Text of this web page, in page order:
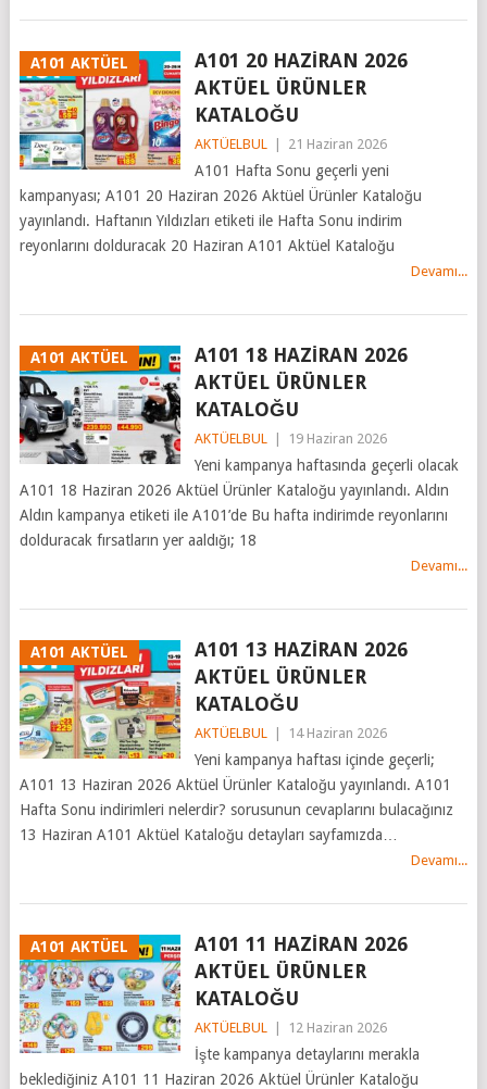
A101 AKTÜEL
A101 20 HAZİRAN 2026
AKTÜEL ÜRÜNLER
KATALOĞU
AKTÜELBUL 21 Haziran 2026
A101 Hafta Sonu geçerli yeni
kampanyası; A101 20 Haziran 2026 Aktüel Ürünler Kataloğu
yayınlandı. Haftanın Yıldızları etiketi ile Hafta Sonu indirim
reyonlarını dolduracak 20 Haziran A101 Aktüel Kataloğu
Devamı...
A101 AKTÜEL
A101 18 HAZİRAN 2026
AKTÜEL ÜRÜNLER
KATALOĞU
AKTÜELBUL 19 Haziran 2026
Yeni kampanya haftasında geçerli olacak
A101 18 Haziran 2026 Aktüel Ürünler Kataloğu yayınlandı. Aldın
Aldın kampanya etiketi ile A101’de Bu hafta indirimde reyonlarını
dolduracak fırsatların yer aaldığı; 18
Devamı...
A101 AKTÜEL
A101 13 HAZİRAN 2026
AKTÜEL ÜRÜNLER
KATALOĞU
AKTÜELBUL 14 Haziran 2026
Yeni kampanya haftası içinde geçerli;
A101 13 Haziran 2026 Aktüel Ürünler Kataloğu yayınlandı. A101
Hafta Sonu indirimleri nelerdir? sorusunun cevaplarını bulacağınız
13 Haziran A101 Aktüel Kataloğu detayları sayfamızda…
Devamı...
A101 AKTÜEL
A101 11 HAZİRAN 2026
AKTÜEL ÜRÜNLER
KATALOĞU
AKTÜELBUL 12 Haziran 2026
İşte kampanya detaylarını merakla
beklediğiniz A101 11 Haziran 2026 Aktüel Ürünler Kataloğu